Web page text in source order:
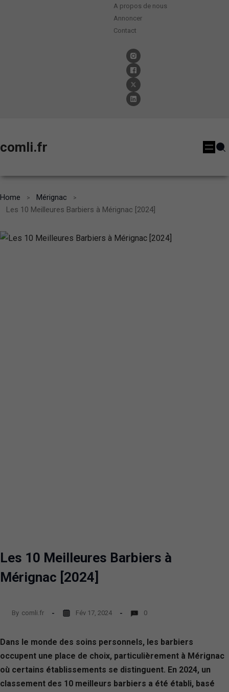
A propos de nous
Annoncer
Contact
comli.fr
Home
Mérignac
Les 10 Meilleures Barbiers à Mérignac [2024]
Les 10 Meilleures Barbiers à
Mérignac [2024]
By comli.fr Fév 17, 2024 0
Dans le monde des soins personnels, les barbiers
occupent une place de choix, particulièrement à Mérignac
où certains établissements se distinguent. En 2024, un
classement des 10 meilleurs barbiers a été établi, basé